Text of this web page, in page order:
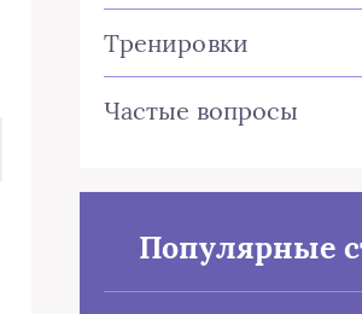
Тренировки
Частые вопросы
Популярные